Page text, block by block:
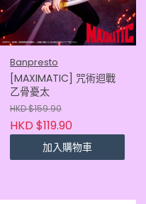
Banpresto
[MAXIMATIC] 咒術迴戰
乙骨憂太
HKD $159.90
HKD $119.90
加入購物車